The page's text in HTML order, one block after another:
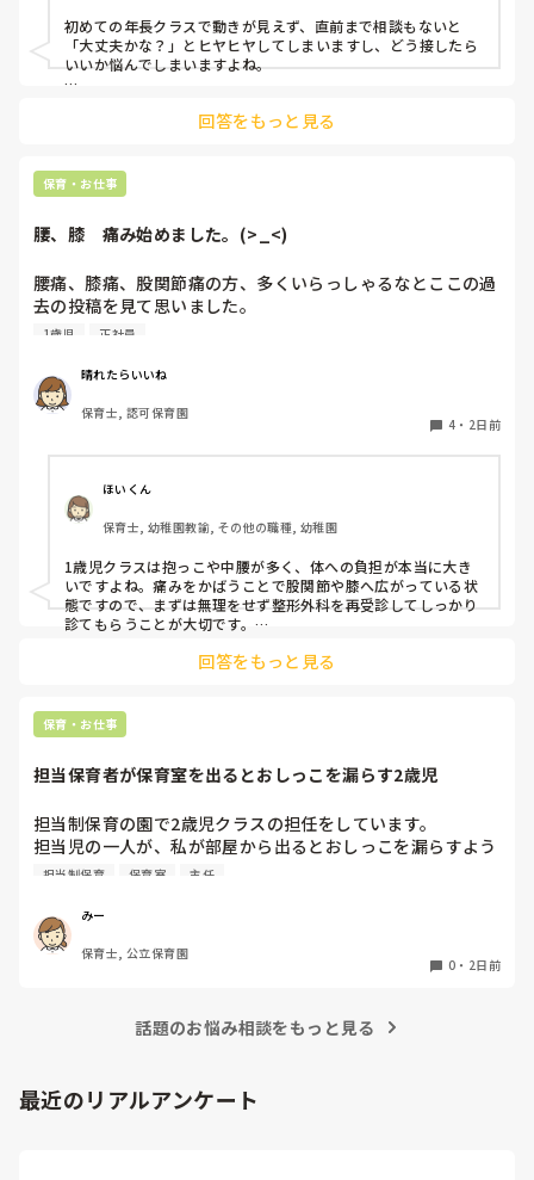
対応にも悩みます。
初めての年長クラスで動きが見えず、直前まで相談もないと
「大丈夫かな？」とヒヤヒヤしてしまいますし、どう接したら
いいか悩んでしまいますよね。
「こんなこと聞いたら迷惑かな」と抱え込んでいるケースがと
待つスタイルから一歩踏み出して、リーダー側から「〇〇の
件、どこまで進んだ？」「困ってることない？」と具体的に声
てしまうと、後輩も質問しやすくなりますよ。一人で抱え込ま
ず、声をかけやすい雰囲気作りから試してみてくださいね。
回答をもっと見る
保育・お仕事
腰、膝　痛み始めました。(>_<)
腰痛、膝痛、股関節痛の方、多くいらっしゃるなとここの過
去の投稿を見て思いました。
という私も、２週間前、初めて腰痛になりました。
右腰が痛くて、起き上がれない。
ようやく立てたら、しゃがめない。
驚きました。
通院して、コルセット、湿布、痛み止め、電気などで１週間
乗り切ったら
週末には、左が痛みだし、これも痛み止めや湿布で抑えて仕
事をしていたら、
床から支えなしに立ち上がりにくくなり、痛みが走ります。
自転車通勤ですが、それも、膝や太ももに痛みが来始めまし
た。
今は８月。
家でもやることはあります。
日常生活すら支障をきたすほどになりました。
椅子に座って作業をすれば？
と、園で言われました。
なので、子ども椅子程度の高さの踏み台に座って、試してみ
ただじっと座っていても、5分も座ればお尻に痛みがきま
体をひねる、少し立ち上がる、体を折りたたむような姿勢に
1歳児 正社員
晴れたらいいね
保育士, 認可保育園
4 ・ 2日前
ほいくん
保育士, 幼稚園教諭, その他の職種, 幼稚園
1歳児クラスは抱っこや中腰が多く、体への負担が本当に大き
いですよね。痛みをかばうことで股関節や膝へ広がっている状
態ですので、まずは無理をせず整形外科を再受診してしっかり
診てもらうことが大切です。
用したり、抱っこや重い作業は周囲の先生に相談して頼むよう
回答をもっと見る
保育・お仕事
担当保育者が保育室を出るとおしっこを漏らす2歳児
担当制保育の園で2歳児クラスの担任をしています。
担当児の一人が、私が部屋から出るとおしっこを漏らすよう
になりました。
4月から私への執着が強かったのですが、特に寝かしつけの
時に私がそばに行かないと繰り返し大きい声で呼んだり私が
寝かしつけしている子にちょっかいを出したり、何回もトイ
パンツで寝れる子が増えてきて、寝かしつけの時にトイレに
しかし寝かしつけに入る前にトイレでしっかり排尿している
ので、その子には待っててねといい外に出ていました。今日
担当制保育 保育室 主任
みー
保育士, 公立保育園
0 ・ 2日前
話題のお悩み相談をもっと見る
最近のリアルアンケート